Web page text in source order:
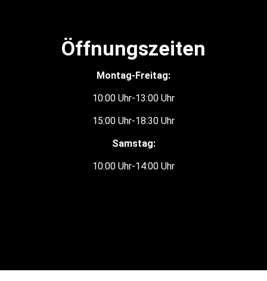
Öffnungszeiten
Montag-Freitag:
10:00 Uhr-13:00 Uhr
15:00 Uhr-18:30 Uhr
Samstag:
10:00 Uhr-14:00 Uhr